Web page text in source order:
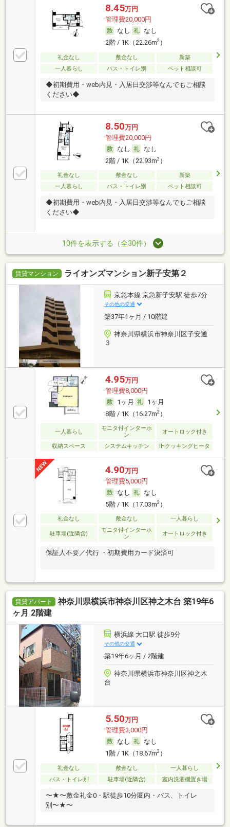
8.45万円
管理費20,000円
なし
なし
2階 / 1K（22.26m2）
礼金なし 敷金なし
新築
一人暮らし
バス・トイレ別 ペット相談可
◆初期費用・web内見・入居日交渉等なんでもご相談
ください◆
8.50万円
管理費20,000円
なし
なし
2階 / 1K（22.93m2）
礼金なし 敷金なし
新築
一人暮らし
バス・トイレ別 ペット相談可
◆初期費用・web内見・入居日交渉等なんでもご相談
ください◆
10件を表示する（全30件）
賃貸マンション ライオンズマンション新子安第２
京急本線 京急新子安駅 徒歩7分
その他の交通
築37年1ヶ月 / 10階建
神奈川県横浜市神奈川区子安通
３
4.95万円
管理費8,000円
1ヶ月
1ヶ月
8階 / 1K（16.27m2）
一人暮らし
モニタ付インターホ
ン
オートロック付き
収納スペース システムキッチン IHクッキングヒータ
4.90万円
管理費5,000円
なし
なし
5階 / 1K（17.03m2）
礼金なし 敷金なし 一人暮らし
駐車場(近隣含)
モニタ付インターホ
ン
オートロック付き
保証人不要／代行 ・初期費用カード決済可
賃貸アパート
神奈川県横浜市神奈川区神之木台 築19年6
ヶ月 2階建
横浜線 大口駅 徒歩9分
その他の交通
築19年6ヶ月 / 2階建
神奈川県横浜市神奈川区神之木
台
5.50万円
管理費3,000円
なし
なし
1階 / 1K（18.67m2）
礼金なし 敷金なし
一人暮らし
バス・トイレ別
駐車場(近隣含) 室内洗濯機置き場
〜★〜敷金礼金0・駅徒歩10分圏内・バス、トイレ
別〜★〜